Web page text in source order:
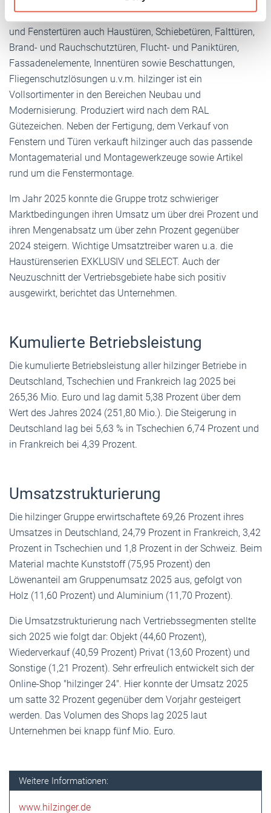
Weitere Informationen:Impressum Datenschutz
Das Produktportfolio der Gruppe umfasst neben Fenstern
und Fenstertüren auch Haustüren, Schiebetüren, Falttüren,
Brand- und Rauchschutztüren, Flucht- und Paniktüren,
Fassadenelemente, Innentüren sowie Beschattungen,
Fliegenschutzlösungen u.v.m. hilzinger ist ein
Vollsortimenter in den Bereichen Neubau und
Modernisierung. Produziert wird nach dem RAL
Gütezeichen. Neben der Fertigung, dem Verkauf von
Fenstern und Türen verkauft hilzinger auch das passende
Montagematerial und Montagewerkzeuge sowie Artikel
rund um die Fenstermontage.
Im Jahr 2025 konnte die Gruppe trotz schwieriger
Marktbedingungen ihren Umsatz um über drei Prozent und
ihren Mengenabsatz um über zehn Prozent gegenüber
2024 steigern. Wichtige Umsatztreiber waren u.a. die
Haustürenserien EXKLUSIV und SELECT. Auch der
Neuzuschnitt der Vertriebsgebiete habe sich positiv
ausgewirkt, berichtet das Unternehmen.
Kumulierte Betriebsleistung
Die kumulierte Betriebsleistung aller hilzinger Betriebe in
Deutschland, Tschechien und Frankreich lag 2025 bei
265,36 Mio. Euro und lag damit 5,38 Prozent über dem
Wert des Jahres 2024 (251,80 Mio.). Die Steigerung in
Deutschland lag bei 5,63 % in Tschechien 6,74 Prozent und
in Frankreich bei 4,39 Prozent.
Umsatzstrukturierung
Die hilzinger Gruppe erwirtschaftete 69,26 Prozent ihres
Umsatzes in Deutschland, 24,79 Prozent in Frankreich, 3,42
Prozent in Tschechien und 1,8 Prozent in der Schweiz. Beim
Material machte Kunststoff (75,95 Prozent) den
Löwenanteil am Gruppenumsatz 2025 aus, gefolgt von
Holz (11,60 Prozent) und Aluminium (11,70 Prozent).
Die Umsatzstrukturierung nach Vertriebssegmenten stellte
sich 2025 wie folgt dar: Objekt (44,60 Prozent),
Wiederverkauf (40,59 Prozent) Privat (13,60 Prozent) und
Sonstige (1,21 Prozent). Sehr erfreulich entwickelt sich der
Online-Shop "hilzinger 24". Hier konnte der Umsatz 2025
um satte 32 Prozent gegenüber dem Vorjahr gesteigert
werden. Das Volumen des Shops lag 2025 laut
Unternehmen bei knapp fünf Mio. Euro.
Weitere Informationen:
www.hilzinger.de